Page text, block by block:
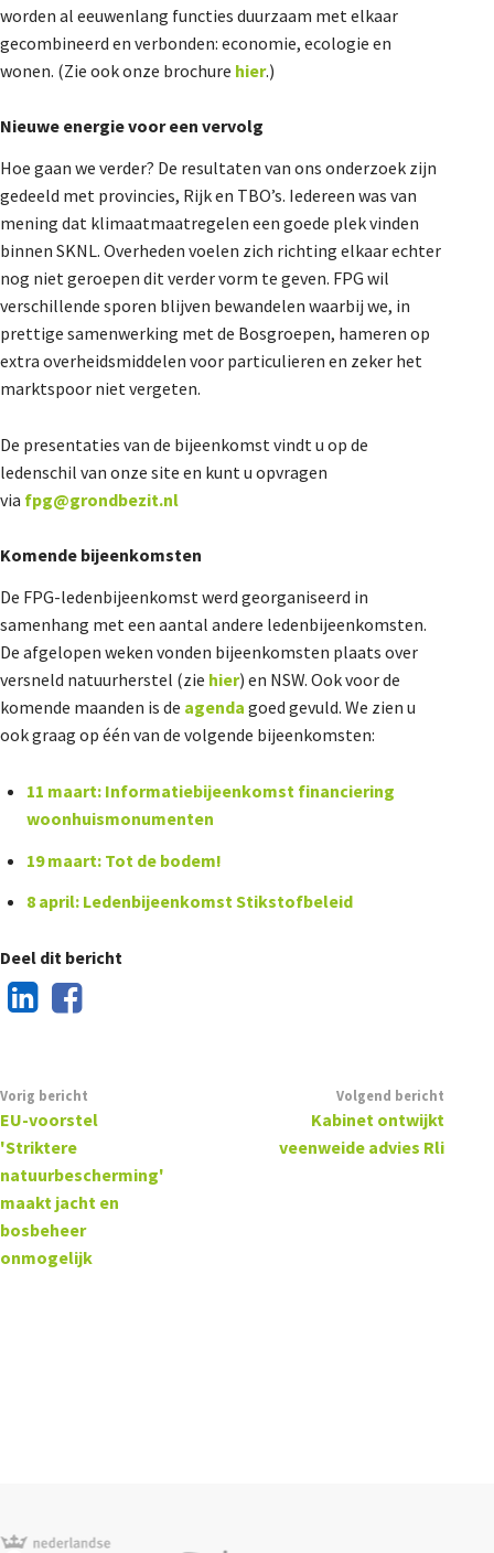
worden al eeuwenlang functies duurzaam met elkaar
gecombineerd en verbonden: economie, ecologie en
wonen. (Zie ook onze brochure hier.)
Nieuwe energie voor een vervolg
Hoe gaan we verder? De resultaten van ons onderzoek zijn
gedeeld met provincies, Rijk en TBO’s. Iedereen was van
mening dat klimaatmaatregelen een goede plek vinden
binnen SKNL. Overheden voelen zich richting elkaar echter
nog niet geroepen dit verder vorm te geven. FPG wil
verschillende sporen blijven bewandelen waarbij we, in
prettige samenwerking met de Bosgroepen, hameren op
extra overheidsmiddelen voor particulieren en zeker het
marktspoor niet vergeten.
De presentaties van de bijeenkomst vindt u op de
ledenschil van onze site en kunt u opvragen
via fpg@grondbezit.nl
Komende bijeenkomsten
De FPG-ledenbijeenkomst werd georganiseerd in
samenhang met een aantal andere ledenbijeenkomsten.
De afgelopen weken vonden bijeenkomsten plaats over
versneld natuurherstel (zie hier) en NSW. Ook voor de
komende maanden is de agenda goed gevuld. We zien u
ook graag op één van de volgende bijeenkomsten:
11 maart: Informatiebijeenkomst financiering
woonhuismonumenten
19 maart: Tot de bodem!
8 april: Ledenbijeenkomst Stikstofbeleid
Deel dit bericht
Vorig bericht
EU-voorstel
'Striktere
natuurbescherming'
maakt jacht en
bosbeheer
onmogelijk
Volgend bericht
Kabinet ontwijkt
veenweide advies Rli